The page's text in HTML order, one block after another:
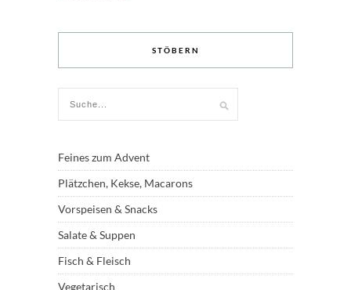
STÖBERN
Feines zum Advent
Plätzchen, Kekse, Macarons
Vorspeisen & Snacks
Salate & Suppen
Fisch & Fleisch
Vegetarisch